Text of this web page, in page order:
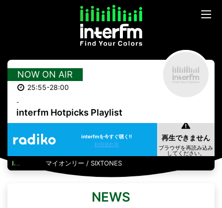
NOW ON AIR
25:55-28:00
-
interfm Hotpicks Playlist
interfmを今すぐ聴く!!
利用規約等
マイオンリー / SIXTONES
NEWS